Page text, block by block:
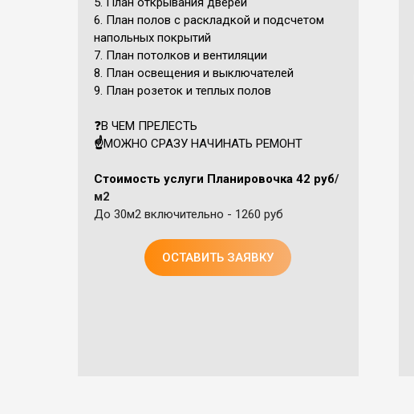
6. План полов с раскладкой и подсчетом
напольных покрытий
7. План потолков и вентиляции
8. План освещения и выключателей
9. План розеток и теплых полов
❓В ЧЕМ ПРЕЛЕСТЬ
☝️МОЖНО СРАЗУ НАЧИНАТЬ РЕМОНТ
Стоимость услуги Планировочка 42 руб/
м2
До 30м2 включительно - 1260 руб
ОСТАВИТЬ ЗАЯВКУ